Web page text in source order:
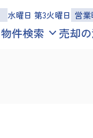
水曜日 第3火曜日 営
物件検索
売却